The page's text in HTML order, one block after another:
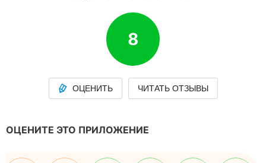
8
ОЦЕНИТЬ ЧИТАТЬ ОТЗЫВЫ
ОЦЕНИТЕ ЭТО ПРИЛОЖЕНИЕ